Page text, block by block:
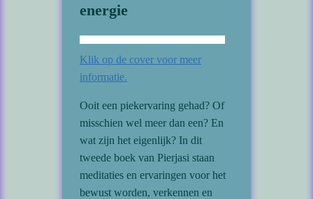
energie
Klik op de cover voor meer
informatie.
Ooit een piekervaring gehad? Of
misschien wel meer dan een? En
wat zijn het eigenlijk? In dit
tweede boek van Pierjasi staan
meditaties en ervaringen voor het
bewust worden, verkennen en